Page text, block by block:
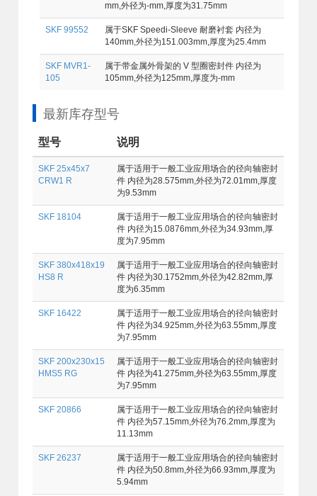
mm,外径为-mm,厚度为31.75mm
SKF 99552
属于SKF Speedi-Sleeve 耐磨衬套 内径为
140mm,外径为151.003mm,厚度为25.4mm
SKF MVR1-
105
属于带金属外骨架的 V 型圈密封件 内径为
105mm,外径为125mm,厚度为-mm
最新库存型号
型号 说明
SKF 25x45x7
CRW1 R
属于适用于一般工业应用场合的径向轴密封
件 内径为28.575mm,外径为72.01mm,厚度
为9.53mm
SKF 18104
属于适用于一般工业应用场合的径向轴密封
件 内径为15.0876mm,外径为34.93mm,厚
度为7.95mm
SKF 380x418x19
HS8 R
属于适用于一般工业应用场合的径向轴密封
件 内径为30.1752mm,外径为42.82mm,厚
度为6.35mm
SKF 16422
属于适用于一般工业应用场合的径向轴密封
件 内径为34.925mm,外径为63.55mm,厚度
为7.95mm
SKF 200x230x15
HMS5 RG
属于适用于一般工业应用场合的径向轴密封
件 内径为41.275mm,外径为63.55mm,厚度
为7.95mm
SKF 20866
属于适用于一般工业应用场合的径向轴密封
件 内径为57.15mm,外径为76.2mm,厚度为
11.13mm
SKF 26237
属于适用于一般工业应用场合的径向轴密封
件 内径为50.8mm,外径为66.93mm,厚度为
5.94mm